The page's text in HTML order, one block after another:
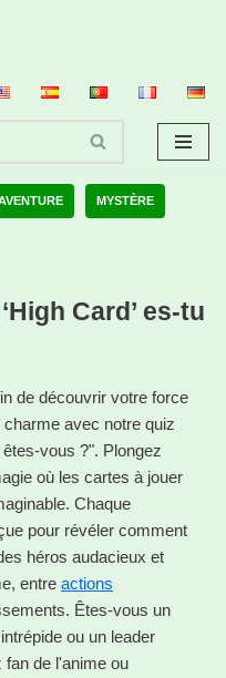
MYSTÈRE
Card’ es-tu
de découvrir votre force
avec notre quiz
vous ?". Plongez
où les cartes à jouer
Chaque
pour révéler comment
héros audacieux et
entre actions
Êtes-vous un
ou un leader
de l'anime ou